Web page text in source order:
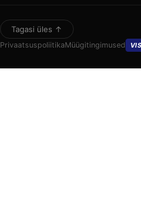
Tagasi üles ↑
PrivaatsuspoliitikaMüügitingimused